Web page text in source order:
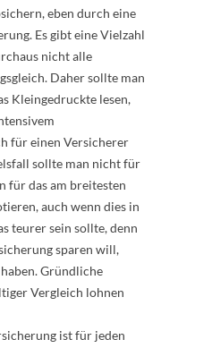
eben durch eine
Es gibt eine Vielzahl
nicht alle
Daher sollte man
Kleingedruckte lesen,
für einen Versicherer
sollte man nicht für
für das am breitesten
auch wenn dies in
teurer sein sollte, denn
sparen will,
Gründliche
Vergleich lohnen
ist für jeden